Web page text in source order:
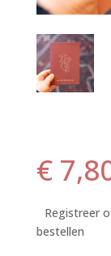
€
Registreer
bestellen